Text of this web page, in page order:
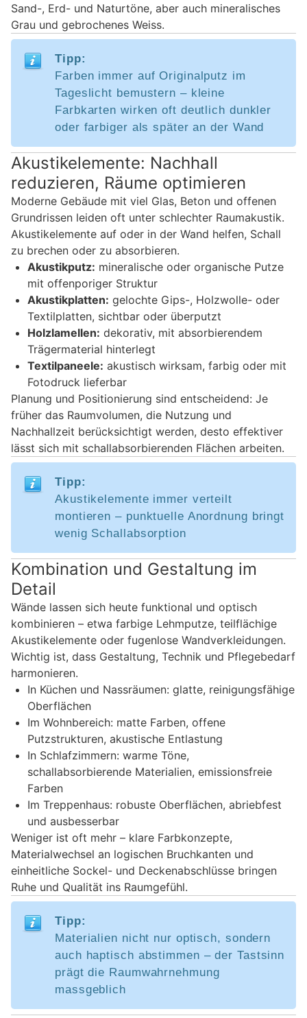
Sand-, Erd- und Naturtöne, aber auch mineralisches
Grau und gebrochenes Weiss.
Tipp:
Farben immer auf Originalputz im
Tageslicht bemustern – kleine
Farbkarten wirken oft deutlich dunkler
oder farbiger als später an der Wand
Akustikelemente: Nachhall
reduzieren, Räume optimieren
Moderne Gebäude mit viel Glas, Beton und offenen
Grundrissen leiden oft unter schlechter Raumakustik.
Akustikelemente auf oder in der Wand helfen, Schall
zu brechen oder zu absorbieren.
Akustikputz: mineralische oder organische Putze
mit offenporiger Struktur
Akustikplatten: gelochte Gips-, Holzwolle- oder
Textilplatten, sichtbar oder überputzt
Holzlamellen: dekorativ, mit absorbierendem
Trägermaterial hinterlegt
Textilpaneele: akustisch wirksam, farbig oder mit
Fotodruck lieferbar
Planung und Positionierung sind entscheidend: Je
früher das Raumvolumen, die Nutzung und
Nachhallzeit berücksichtigt werden, desto effektiver
lässt sich mit schallabsorbierenden Flächen arbeiten.
Tipp:
Akustikelemente immer verteilt
montieren – punktuelle Anordnung bringt
wenig Schallabsorption
Kombination und Gestaltung im
Detail
Wände lassen sich heute funktional und optisch
kombinieren – etwa farbige Lehmputze, teilflächige
Akustikelemente oder fugenlose Wandverkleidungen.
Wichtig ist, dass Gestaltung, Technik und Pflegebedarf
harmonieren.
In Küchen und Nassräumen: glatte, reinigungsfähige
Oberflächen
Im Wohnbereich: matte Farben, offene
Putzstrukturen, akustische Entlastung
In Schlafzimmern: warme Töne,
schallabsorbierende Materialien, emissionsfreie
Farben
Im Treppenhaus: robuste Oberflächen, abriebfest
und ausbesserbar
Weniger ist oft mehr – klare Farbkonzepte,
Materialwechsel an logischen Bruchkanten und
einheitliche Sockel- und Deckenabschlüsse bringen
Ruhe und Qualität ins Raumgefühl.
Tipp:
Materialien nicht nur optisch, sondern
auch haptisch abstimmen – der Tastsinn
prägt die Raumwahrnehmung
massgeblich